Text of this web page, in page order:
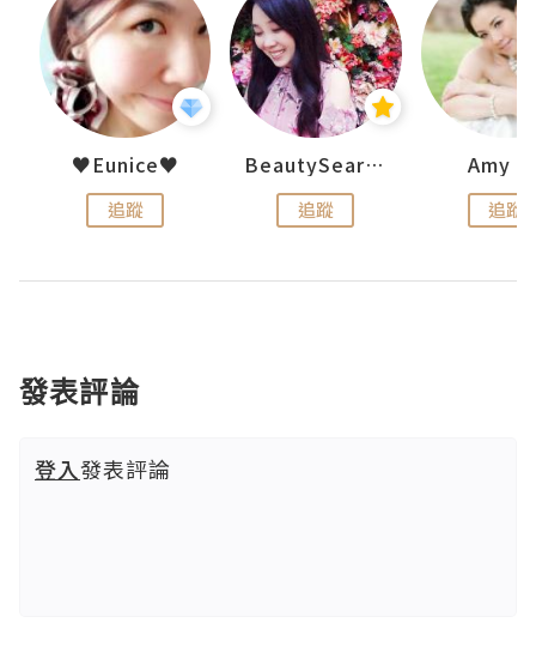
♥Eunice♥
追蹤
BeautySearch
追蹤
Amy
追蹤
發表評論
登入發表評論